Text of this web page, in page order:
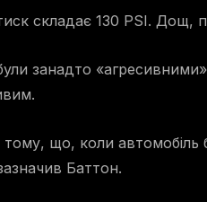
складає 130 PSI. Дощ,
занадто
що, коли автомобіль
Баттон.